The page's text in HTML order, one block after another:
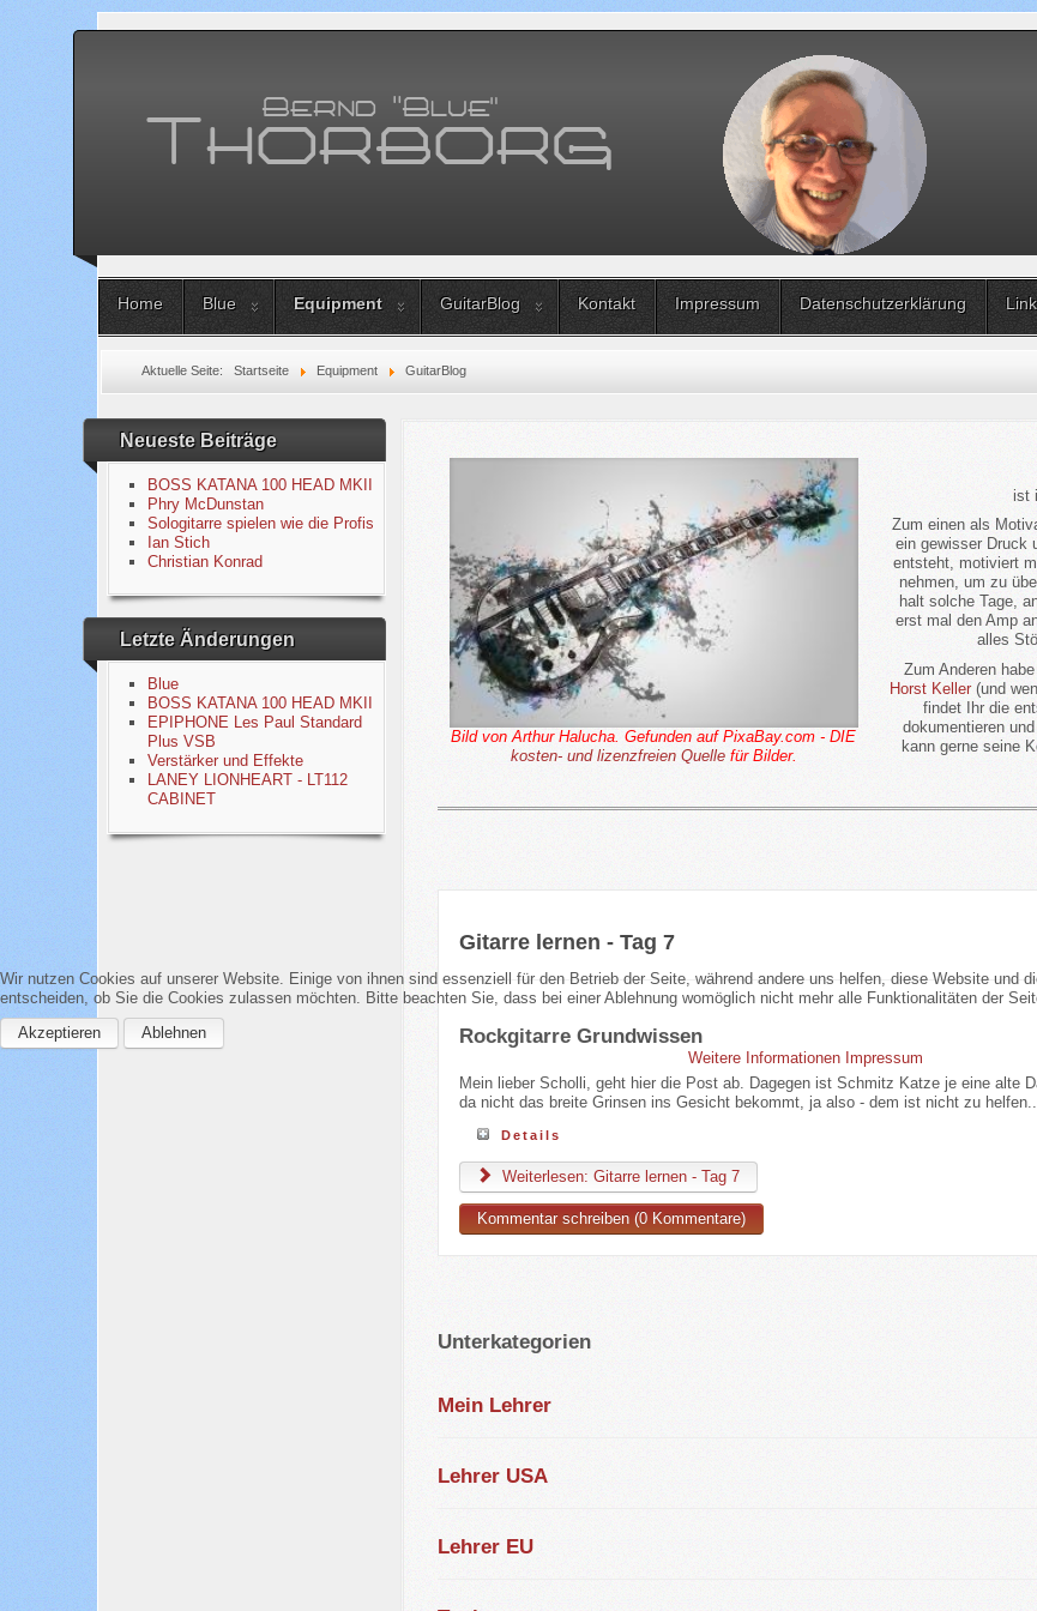
Home Blue Equipment GuitarBlog Kontakt Impressum Datenschutzerklärung
Aktuelle Seite:Startseite Equipment GuitarBlog
Neueste Beiträge
BOSS KATANA 100 HEAD MKII
Phry McDunstan
Sologitarre spielen wie die Profis
Ian Stich
Christian Konrad
Letzte Änderungen
Blue
BOSS KATANA 100 HEAD MKII
EPIPHONE Les Paul Standard
Plus VSB
Verstärker und Effekte
LANEY LIONHEART - LT112
CABINET
Bild von Arthur Halucha. Gefunden auf PixaBay.com - DIE
kosten- und lizenzfreien Quellefür Bilder.
ist
Zum einen als
ein gewisser Druck
entsteht, motiviert
nehmen, um zu
halt solche Tage,
erst mal den Amp
alles
Zum Anderen
Horst Keller(und
findet Ihr die
dokumentieren
kann gerne seine
Gitarre lernen - Tag 7
Rockgitarre Grundwissen
Mein lieber Scholli, geht hier die Post ab. Dagegen ist Schmitz Katze je eine alte
da nicht das breite Grinsen ins Gesicht bekommt, ja also - dem ist nicht zu
Details
Weiterlesen: Gitarre lernen - Tag 7
Kommentar schreiben (0 Kommentare)
Unterkategorien
Mein Lehrer
Lehrer USA
Lehrer EU
Wir nutzen Cookies auf unserer Website. Einige von ihnen sind essenziell für den Betrieb der Seite, während andere uns helfen, diese Website und
entscheiden, ob Sie die Cookies zulassen möchten. Bitte beachten Sie, dass bei einer Ablehnung womöglich nicht mehr alle Funktionalitäten der
Akzeptieren
Ablehnen
Weitere Informationen Impressum